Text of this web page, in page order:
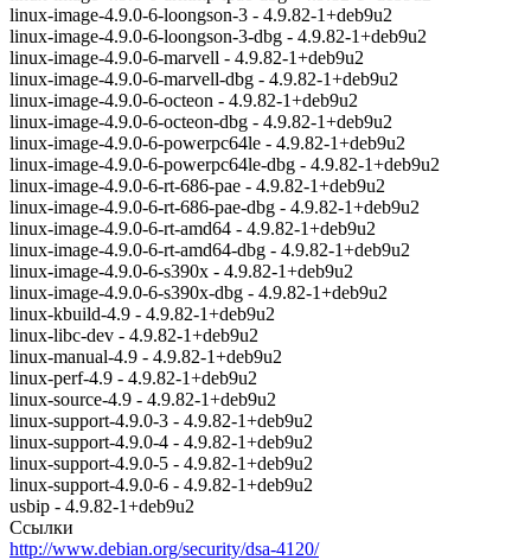
linux-image-4.9.0-6-loongson-3 - 4.9.82-1+deb9u2
linux-image-4.9.0-6-loongson-3-dbg - 4.9.82-1+deb9u2
linux-image-4.9.0-6-marvell - 4.9.82-1+deb9u2
linux-image-4.9.0-6-marvell-dbg - 4.9.82-1+deb9u2
linux-image-4.9.0-6-octeon - 4.9.82-1+deb9u2
linux-image-4.9.0-6-octeon-dbg - 4.9.82-1+deb9u2
linux-image-4.9.0-6-powerpc64le - 4.9.82-1+deb9u2
linux-image-4.9.0-6-powerpc64le-dbg - 4.9.82-1+deb9u2
linux-image-4.9.0-6-rt-686-pae - 4.9.82-1+deb9u2
linux-image-4.9.0-6-rt-686-pae-dbg - 4.9.82-1+deb9u2
linux-image-4.9.0-6-rt-amd64 - 4.9.82-1+deb9u2
linux-image-4.9.0-6-rt-amd64-dbg - 4.9.82-1+deb9u2
linux-image-4.9.0-6-s390x - 4.9.82-1+deb9u2
linux-image-4.9.0-6-s390x-dbg - 4.9.82-1+deb9u2
linux-kbuild-4.9 - 4.9.82-1+deb9u2
linux-libc-dev - 4.9.82-1+deb9u2
linux-manual-4.9 - 4.9.82-1+deb9u2
linux-perf-4.9 - 4.9.82-1+deb9u2
linux-source-4.9 - 4.9.82-1+deb9u2
linux-support-4.9.0-3 - 4.9.82-1+deb9u2
linux-support-4.9.0-4 - 4.9.82-1+deb9u2
linux-support-4.9.0-5 - 4.9.82-1+deb9u2
linux-support-4.9.0-6 - 4.9.82-1+deb9u2
usbip - 4.9.82-1+deb9u2
Ссылки
http://www.debian.org/security/dsa-4120/